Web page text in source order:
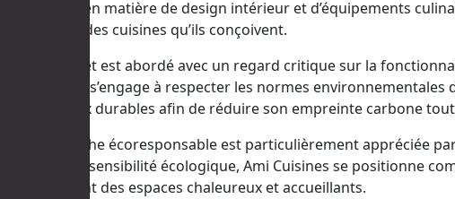
innovations en matière de design intérieur et d’équipements
l’ergonomie des cuisines qu’ils conçoivent.
Chaque projet est abordé avec un regard critique sur la
Ami Cuisines s’engage à respecter les normes
les matériaux durables afin de réduire son empreinte carbone
Cette approche écoresponsable est particulièrement appréciée
technique et sensibilité écologique, Ami Cuisines se positionne
tout en créant des espaces chaleureux et accueillants.